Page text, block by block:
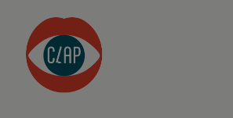
content